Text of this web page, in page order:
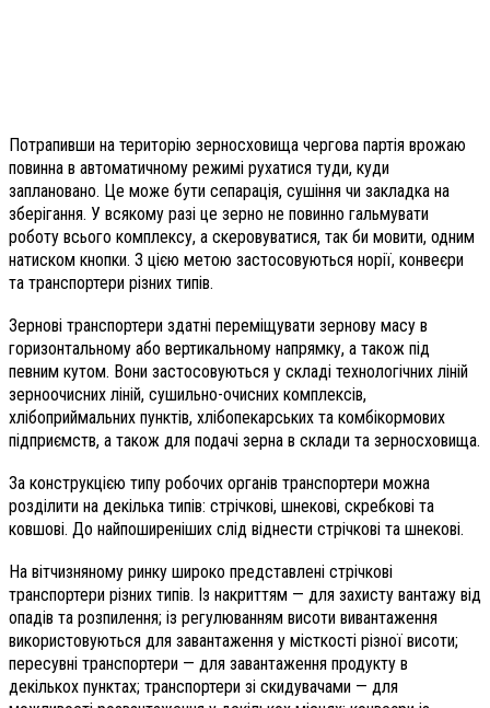
Потрапивши на територію зерносховища чергова партія врожаю
повинна в автоматичному режимі рухатися туди, куди
заплановано. Це може бути сепарація, сушіння чи закладка на
зберігання. У всякому разі це зерно не повинно гальмувати
роботу всього комплексу, а скеровуватися, так би мовити, одним
натиском кнопки. З цією метою застосовуються норії, конвеєри
та транспортери різних типів.
Зернові транспортери здатні переміщувати зернову масу в
горизонтальному або вертикальному напрямку, а також під
певним кутом. Вони застосовуються у складі технологічних ліній
зерноочисних ліній, сушильно-очисних комплексів,
хлібоприймальних пунктів, хлібопекарських та комбікормових
підприємств, а також для подачі зерна в склади та зерносховища.
За конструкцією типу робочих органів транспортери можна
розділити на декілька типів: стрічкові, шнекові, скребкові та
ковшові. До найпоширеніших слід віднести стрічкові та шнекові.
На вітчизняному ринку широко представлені стрічкові
транспортери різних типів. Із накриттям — для захисту вантажу від
опадів та розпилення; із регулюванням висоти вивантаження
використовуються для завантаження у місткості різної висоти;
пересувні транспортери — для завантаження продукту в
декількох пунктах; транспортери зі скидувачами — для